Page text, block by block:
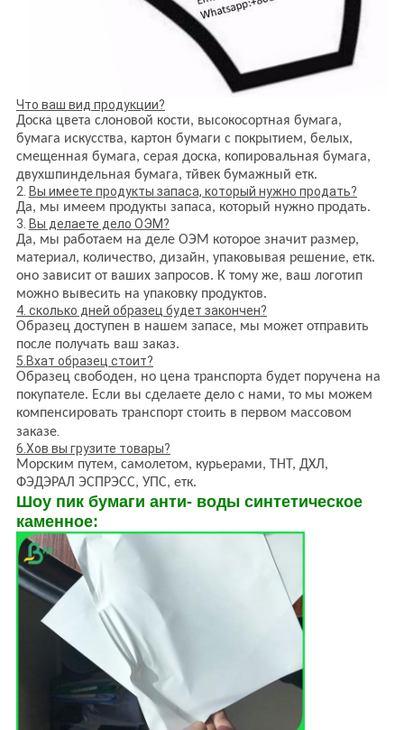
Что ваш вид продукции?
Доска цвета слоновой кости, высокосортная бумага,
бумага искусства, картон бумаги с покрытием, белых,
смещенная бумага, серая доска, копировальная бумага,
двухшпиндельная бумага, тйвек бумажный етк.
2. Вы имеете продукты запаса, который нужно продать?
Да, мы имеем продукты запаса, который нужно продать.
3. Вы делаете дело ОЭМ?
Да, мы работаем на деле ОЭМ которое значит размер,
материал, количество, дизайн, упаковывая решение, етк.
оно зависит от ваших запросов. К тому же, ваш логотип
можно вывесить на упаковку продуктов.
4. сколько дней образец будет закончен?
Образец доступен в нашем запасе, мы может отправить
после получать ваш заказ.
5.Вхат образец стоит?
Образец свободен, но цена транспорта будет поручена на
покупателе. Если вы сделаете дело с нами, то мы можем
компенсировать транспорт стоить в первом массовом
заказе.
6.Хов вы грузите товары?
Морским путем, самолетом, курьерами, ТНТ, ДХЛ,
ФЭДЭРАЛ ЭСПРЭСС, УПС, етк.
Шоу пик бумаги анти- воды синтетическое
каменное: